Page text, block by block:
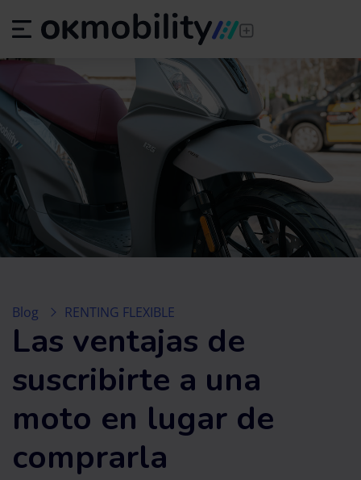
Blog RENTING FLEXIBLE
Las ventajas de
suscribirte a una
moto en lugar de
comprarla